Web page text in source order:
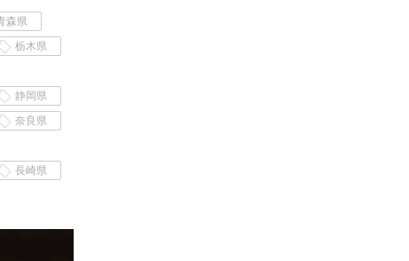
森県
栃木県
静岡県
奈良県
長崎県